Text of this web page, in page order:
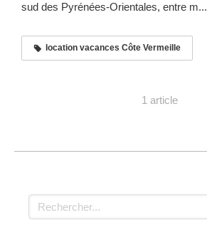
sud des Pyrénées-Orientales, entre m...
location vacances Côte Vermeille
1 article
Rechercher